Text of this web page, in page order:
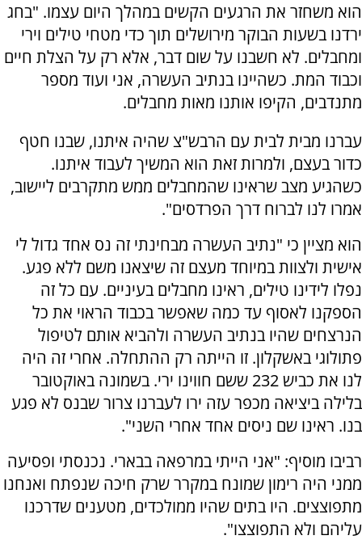
הוא משחזר את הרגעים הקשים במהלך היום עצמו. "בחג
ירדנו בשעות הבוקר מירושלים תוך כדי מטחי טילים וירי
ומחבלים. לא חשבנו על שום דבר, אלא רק על הצלת חיים
וכבוד המת. כשהיינו בנתיב העשרה, אני ועוד מספר
מתנדבים, הקיפו אותנו מאות מחבלים.
עברנו מבית לבית עם הרבש"צ שהיה איתנו, שבנו חטף
כדור בעצם, ולמרות זאת הוא המשיך לעבוד איתנו.
כשהגיע מצב שראינו שהמחבלים ממש מתקרבים ליישוב,
אמרו לנו לברוח דרך הפרדסים".
הוא מציין כי "נתיב העשרה מבחינתי זה נס אחד גדול לי
אישית ולצוות במיוחד מעצם זה שיצאנו משם ללא פגע.
נפלו לידינו טילים, ראינו מחבלים בעיניים. עם כל זה
הספקנו לאסוף עד כמה שאפשר בכבוד הראוי את כל
הנרצחים שהיו בנתיב העשרה ולהביא אותם לטיפול
פתולוגי באשקלון. זו הייתה רק ההתחלה. אחרי זה היה
לנו את כביש 232 ששם חווינו ירי. בשמונה באוקטובר
בלילה ביציאה מכפר עזה ירו לעברנו צרור שבנס לא פגע
בנו. ראינו שם ניסים אחד אחרי השני".
רביבו מוסיף: "אני הייתי במרפאה בבארי. נכנסתי ופסיעה
ממני היה רימון שמונח במקרר שרק חיכה שנפתח ואנחנו
מתפוצצים. היו בתים שהיו ממולכדים, מטענים שדרכנו
עליהם ולא התפוצצו".